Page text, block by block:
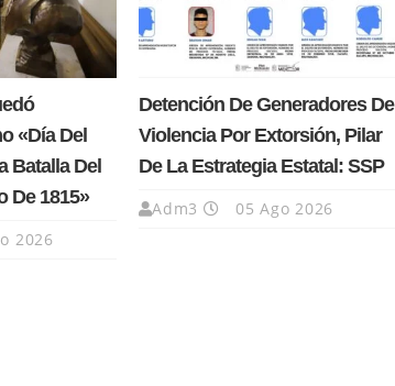
«Día Del
Batalla Del
De 1815»
2026
Detención De Generadores De
Violencia Por Extorsión, Pilar
De La Estrategia Estatal: SSP
Adm3 05 Ago 2026